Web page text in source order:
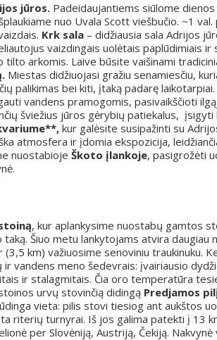
jūros. Padeidaujantiems siūlome dienos
nuo Uvala Scott viešbučio. ~1
Krk sala – didžiausia sala Adrijos
vaizdingais uolėtais paplūdimiais
tilto arkomis. Laive būsite vaišinami
Miestas didžiuojasi gražiu senamiesčiu,
palikimas bei kiti, įtaką padarę
vandens pramogomis, pasivaikščioti
šviežius jūros gėrybių patiekalus, įsigyti
kur galėsite susipažinti su
atmosfera ir įdomia ekspozicija,
nuostabioje Škoto įlankoje, pasigrožėti
, kur aplankysime nuostabų gamtos
Šiuo metu lankytojams atvira daugiau
km) važiuosime senoviniu traukinuku.
vandens meno šedevrais: įvairiausio
ir stalagmitais. Čia oro temperatūra
urvų stovinčią didingą Predjamos
vieta: pilis stovi tiesiog ant aukštos
riterių turnyrai. Iš jos galima patekti į 13
per Slovėniją, Austriją, Čekiją.